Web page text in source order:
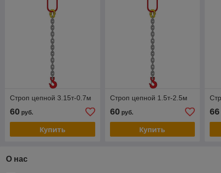
Строп цепной 3.15т-0.7м
60 руб.
Купить
Строп цепной 1.5т-2.5м
60руб.
Купить
66
О нас